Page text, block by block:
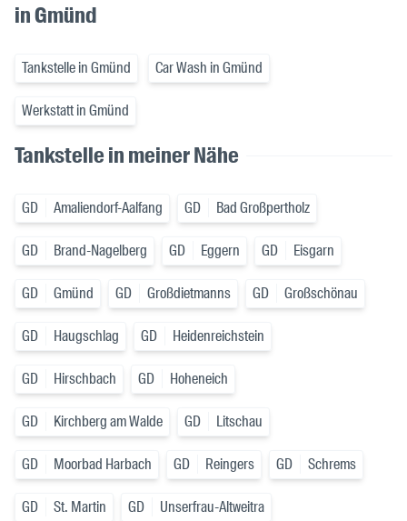
in Gmünd
Tankstelle in Gmünd Car Wash in Gmünd
Werkstatt in Gmünd
Tankstelle in meiner Nähe
GD Amaliendorf-Aalfang GD Bad Großpertholz
GD Brand-Nagelberg GD Eggern GD Eisgarn
GD Gmünd GD Großdietmanns GD Großschönau
GD Haugschlag GD Heidenreichstein
GD Hirschbach GD Hoheneich
GD Kirchberg am Walde GD Litschau
GD Moorbad Harbach GD Reingers GD Schrems
GD St. Martin GD Unserfrau-Altweitra